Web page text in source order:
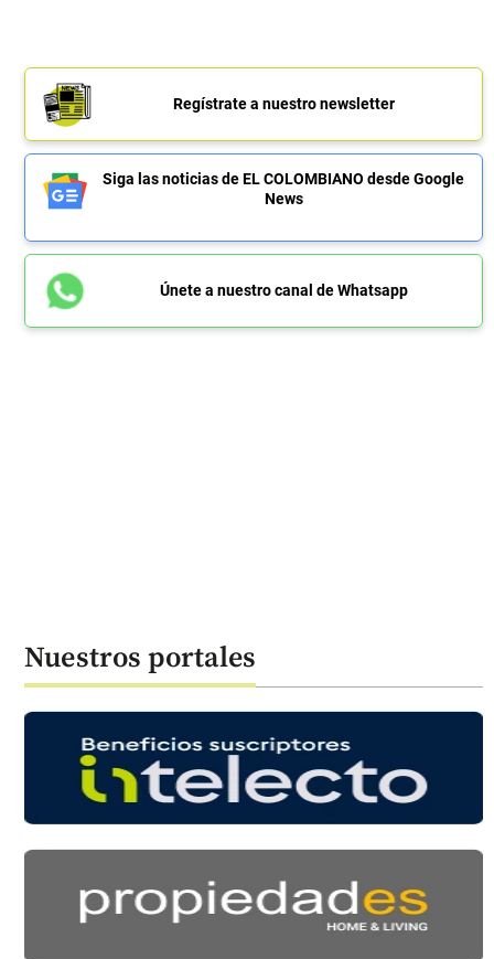
Regístrate a nuestro newsletter
Siga las noticias de EL COLOMBIANO desde Google
News
Únete a nuestro canal de Whatsapp
Nuestros portales